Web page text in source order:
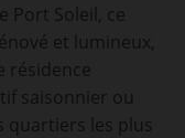
Port Soleil, ce
et lumineux,
résidence
saisonnier ou
quartiers les plus